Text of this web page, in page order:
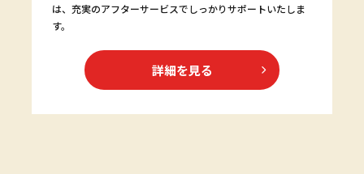
は、充実のアフターサービスでしっかりサポートいたしま
す。
詳細を見る